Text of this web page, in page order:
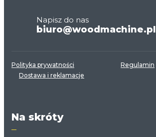
Napisz do nas
biuro@woodmachine.pl
Polityka prywatności
Regulamin
Dostawa i reklamacje
Na skróty